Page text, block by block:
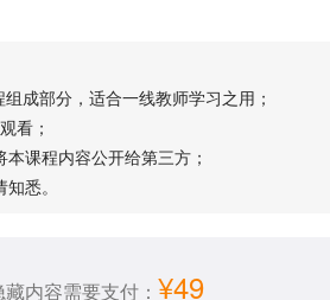
成部分，适合一线教师学习之用；
看；
课程内容公开给第三方；
悉。
藏内容需要支付： ¥49